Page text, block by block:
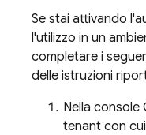
Se stai attivando
l'utilizzo in un
completare i
delle istruzioni
Nella console
tenant con